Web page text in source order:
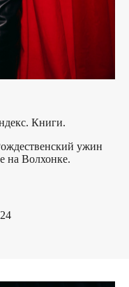
Книги.
ужин
на Волхонке.